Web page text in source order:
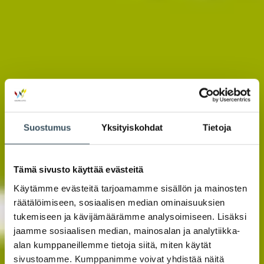
Suostumus Yksityiskohdat Tietoja
Tämä sivusto käyttää evästeitä
Käytämme evästeitä tarjoamamme sisällön ja mainosten
räätälöimiseen, sosiaalisen median ominaisuuksien
tukemiseen ja kävijämäärämme analysoimiseen. Lisäksi
jaamme sosiaalisen median, mainosalan ja analytiikka-
alan kumppaneillemme tietoja siitä, miten käytät
sivustoamme. Kumppanimme voivat yhdistää näitä